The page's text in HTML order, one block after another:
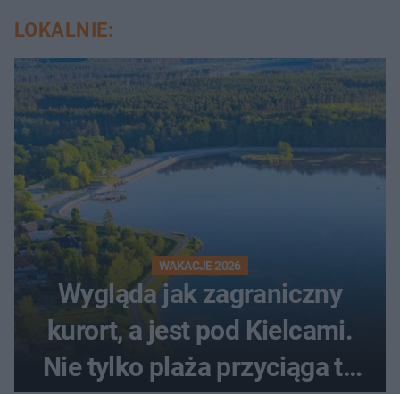
LOKALNIE:
WAKACJE 2026
Wygląda jak zagraniczny
kurort, a jest pod Kielcami.
Nie tylko plaża przyciąga tu